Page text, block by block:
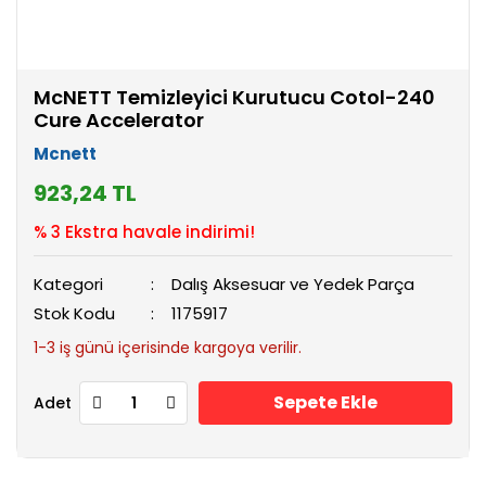
McNETT Temizleyici Kurutucu Cotol-240
Cure Accelerator
Mcnett
923,24 TL
% 3 Ekstra havale indirimi!
Kategori
Dalış Aksesuar ve Yedek Parça
Stok Kodu
1175917
1-3 iş günü içerisinde kargoya verilir.
Adet Sepete Ekle